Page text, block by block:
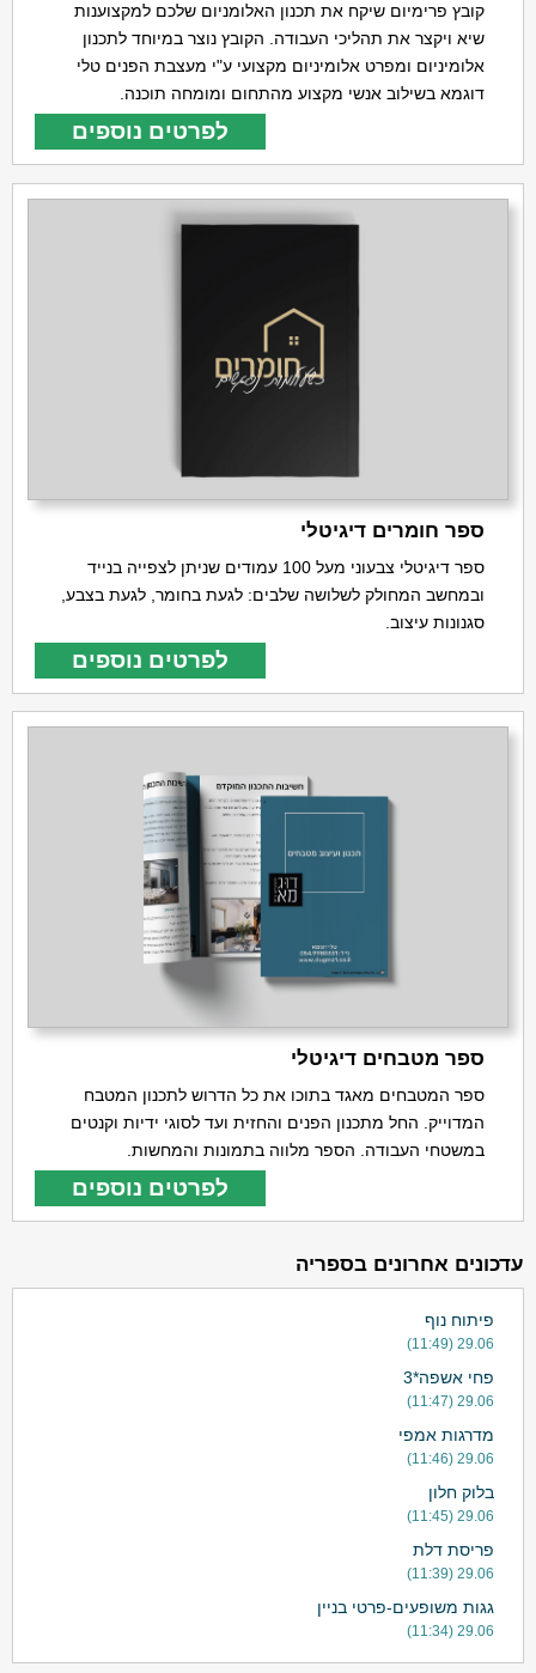
קובץ פרימיום שיקח את תכנון האלומניום שלכם למקצוענות
שיא ויקצר את תהליכי העבודה. הקובץ נוצר במיוחד לתכנון
אלומיניום ומפרט אלומיניום מקצועי ע"י מעצבת הפנים טלי
דוגמא בשילוב אנשי מקצוע מהתחום ומומחה תוכנה.
לפרטים נוספים
ספר חומרים דיגיטלי
ספר דיגיטלי צבעוני מעל 100 עמודים שניתן לצפייה בנייד
ובמחשב המחולק לשלושה שלבים: לגעת בחומר, לגעת בצבע,
סגנונות עיצוב.
לפרטים נוספים
ספר מטבחים דיגיטלי
ספר המטבחים מאגד בתוכו את כל הדרוש לתכנון המטבח
המדוייק. החל מתכנון הפנים והחזית ועד לסוגי ידיות וקנטים
במשטחי העבודה. הספר מלווה בתמונות והמחשות.
לפרטים נוספים
עדכונים אחרונים בספריה
פיתוח נוף
29.06 (11:49)
פחי אשפה*3
29.06 (11:47)
מדרגות אמפי
29.06 (11:46)
בלוק חלון
29.06 (11:45)
פריסת דלת
29.06 (11:39)
גגות משופעים-פרטי בניין
29.06 (11:34)